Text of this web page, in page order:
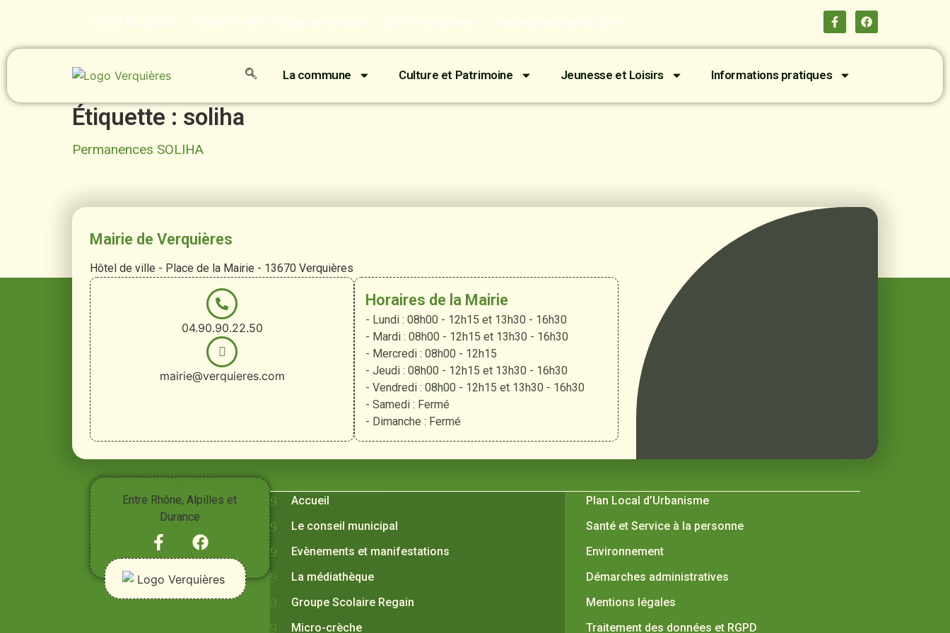
04.90.90.22.50 Hôtel de ville - Place de la Mairie - 13670 Verquières mairie@verquieres.com
La commune Culture et Patrimoine Jeunesse et Loisirs Informations pratiques
Étiquette : soliha
Permanences SOLIHA
Mairie de Verquières
Hôtel de ville - Place de la Mairie - 13670 Verquières
04.90.90.22.50
mairie@verquieres.com
Horaires de la Mairie
- Lundi : 08h00 - 12h15 et 13h30 - 16h30
- Mardi : 08h00 - 12h15 et 13h30 - 16h30
- Mercredi : 08h00 - 12h15
- Jeudi : 08h00 - 12h15 et 13h30 - 16h30
- Vendredi : 08h00 - 12h15 et 13h30 - 16h30
- Samedi : Fermé
- Dimanche : Fermé
Entre Rhône, Alpilles et
Durance
Vivre à Verquières
Accueil
Le conseil municipal
Evènements et manifestations
La médiathèque
Groupe Scolaire Regain
Micro-crèche
Plan Local d’Urbanisme
Santé et Service à la personne
Environnement
Démarches administratives
Mentions légales
Traitement des données et RGPD